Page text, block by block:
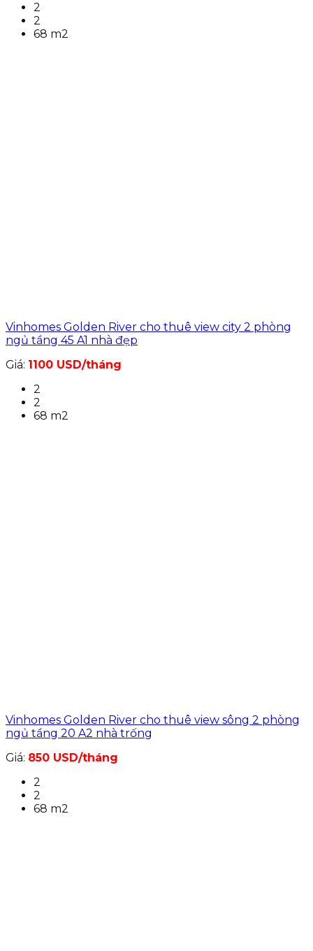
2
2
68 m2
Vinhomes Golden River cho thuê view city 2 phòng
ngủ tầng 45 A1 nhà đẹp
Giá: 1100 USD/tháng
2
2
68 m2
Vinhomes Golden River cho thuê view sông 2 phòng
ngủ tầng 20 A2 nhà trống
Giá: 850 USD/tháng
2
2
68 m2